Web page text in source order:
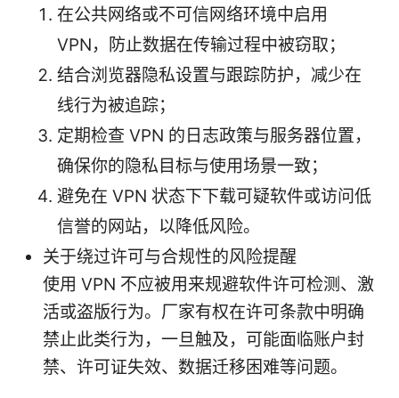
在公共网络或不可信网络环境中启用
VPN，防止数据在传输过程中被窃取；
结合浏览器隐私设置与跟踪防护，减少在
线行为被追踪；
定期检查 VPN 的日志政策与服务器位置，
确保你的隐私目标与使用场景一致；
避免在 VPN 状态下下载可疑软件或访问低
信誉的网站，以降低风险。
关于绕过许可与合规性的风险提醒
使用 VPN 不应被用来规避软件许可检测、激
活或盗版行为。厂家有权在许可条款中明确
禁止此类行为，一旦触及，可能面临账户封
禁、许可证失效、数据迁移困难等问题。